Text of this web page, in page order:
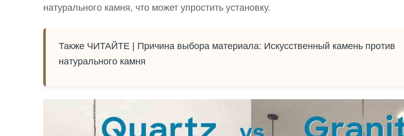
натурального камня, что может упростить установку.
Также ЧИТАЙТЕ | Причина выбора материала: Искусственный камень против
натурального камня